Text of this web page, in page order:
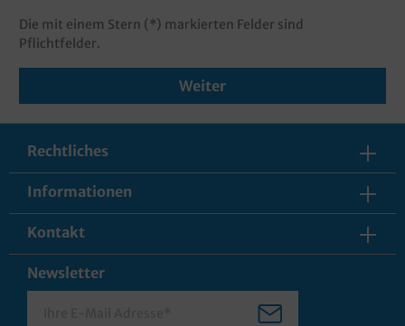
Die mit einem Stern (*) markierten Felder sind
Pflichtfelder.
Weiter
Rechtliches
Informationen
Kontakt
Newsletter